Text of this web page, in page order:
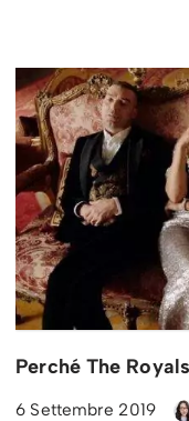
Perché The
6 Settembre 2019